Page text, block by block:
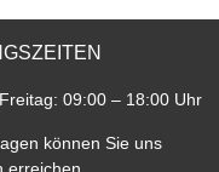
09:00 – 18:00 Uhr
können Sie uns
erreichen.